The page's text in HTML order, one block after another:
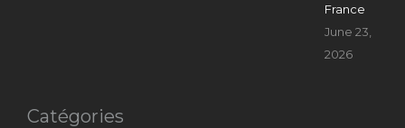
France
June 23,
2026
Catégories